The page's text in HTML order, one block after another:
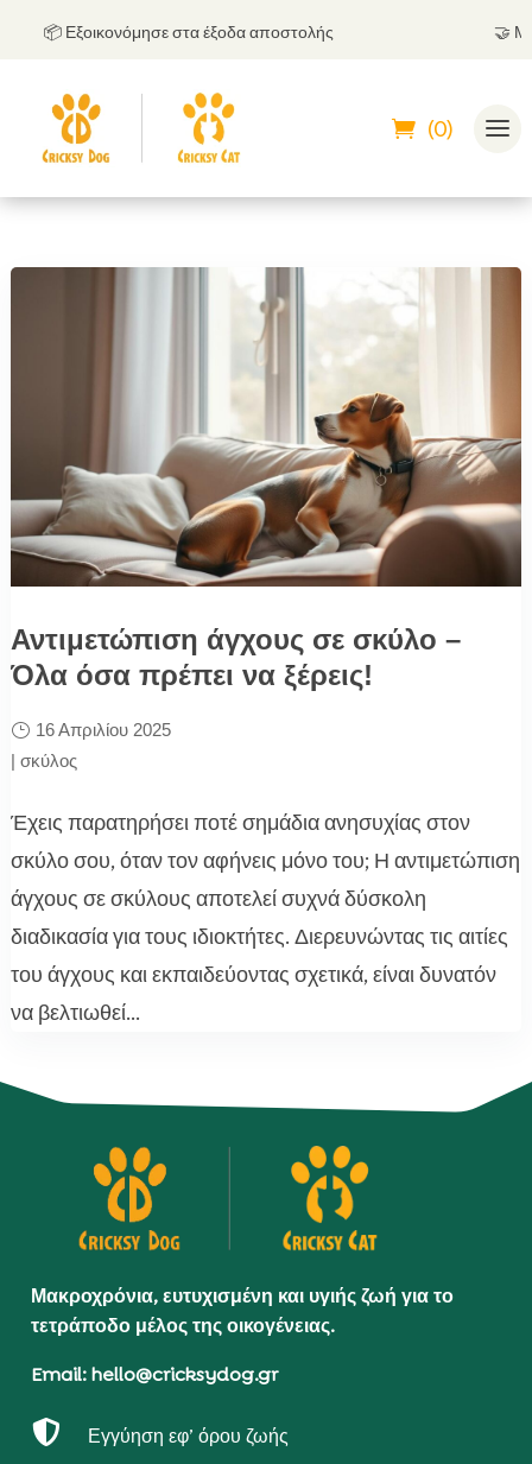
📦 Εξοικονόμησε στα έξοδα αποστολής
(0)
Αντιμετώπιση άγχους σε σκύλο –
Όλα όσα πρέπει να ξέρεις!
16 Απριλίου 2025
| σκύλος
Έχεις παρατηρήσει ποτέ σημάδια ανησυχίας στον
σκύλο σου, όταν τον αφήνεις μόνο του; Η αντιμετώπιση
άγχους σε σκύλους αποτελεί συχνά δύσκολη
διαδικασία για τους ιδιοκτήτες. Διερευνώντας τις αιτίες
του άγχους και εκπαιδεύοντας σχετικά, είναι δυνατόν
να βελτιωθεί...
Μακροχρόνια, ευτυχισμένη και υγιής ζωή για το
τετράποδο μέλος της οικογένειας.
Email: hello@cricksydog.gr
 Εγγύηση εφ’ όρου ζωής